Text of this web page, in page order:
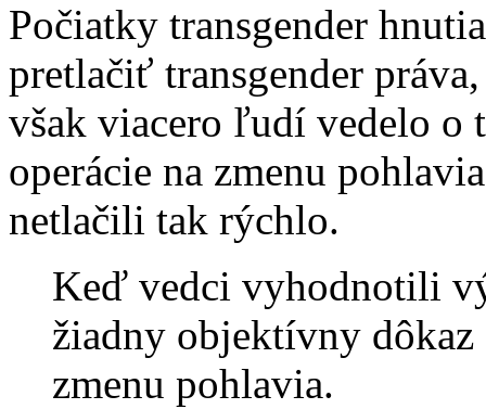
Počiatky transgender
pretlačiť transgender
však viacero ľudí vedelo o
operácie na zmenu
netlačili tak rýchlo.
Keď vedci vyhodnotili
žiadny objektívny dôkaz
zmenu pohlavia.